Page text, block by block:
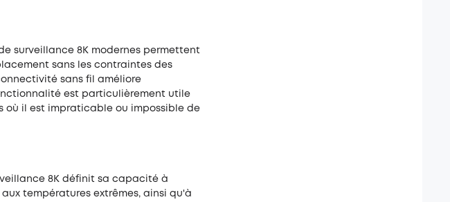
surveillance 8K modernes permettent
sans les contraintes des
sans fil améliore
est particulièrement utile
où il est impraticable ou impossible de
8K définit sa capacité à
températures extrêmes, ainsi qu'à